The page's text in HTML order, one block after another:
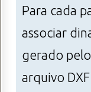
Para cada
associar
gerado
arquivo